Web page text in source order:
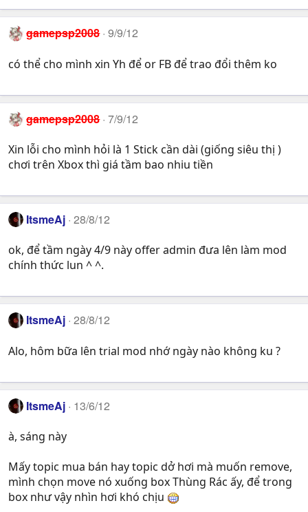
gamepsp2008 9/9/12
có thể cho mình xin Yh để or FB để trao đổi thêm ko
gamepsp2008 7/9/12
Xin lỗi cho mình hỏi là 1 Stick cần dài (giống siêu thị )
chơi trên Xbox thì giá tầm bao nhiu tiền
ItsmeAj 28/8/12
ok, để tầm ngày 4/9 này offer admin đưa lên làm mod
chính thức lun ^ ^.
ItsmeAj 28/8/12
Alo, hôm bữa lên trial mod nhớ ngày nào không ku ?
ItsmeAj 13/6/12
à, sáng này
Mấy topic mua bán hay topic dở hơi mà muốn remove,
mình chọn move nó xuống box Thùng Rác ấy, để trong
box như vậy nhìn hơi khó chịu